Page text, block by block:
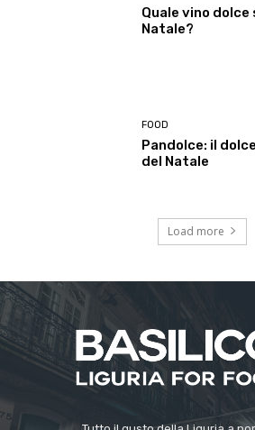
Quale vino
Natale?
FOOD
Pandolce: il
del Natale
Load more